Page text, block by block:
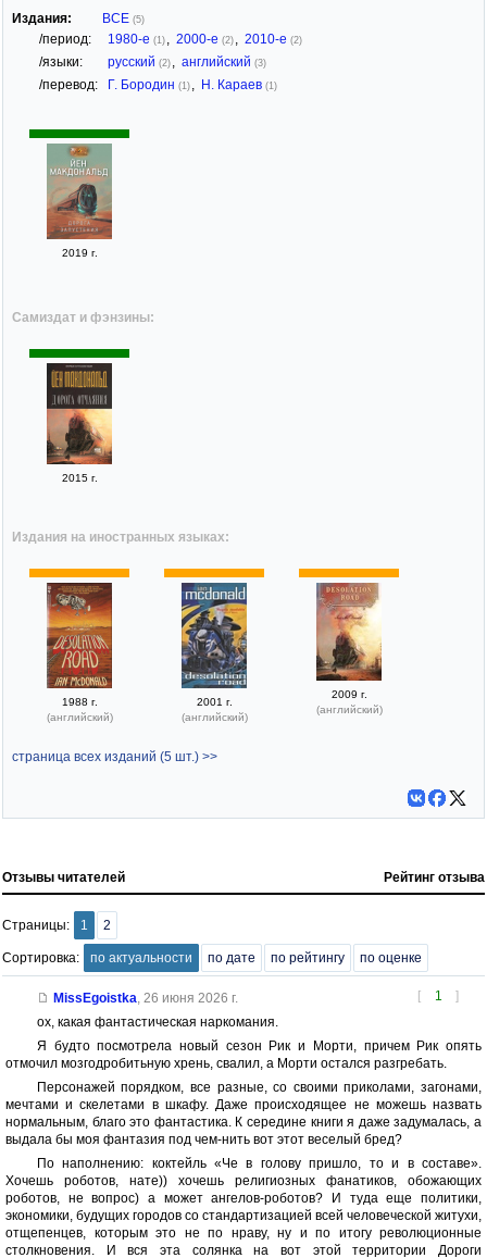
Издания: ВСЕ (5)
/период: 1980-е (1) , 2000-е (2) , 2010-е (2)
/языки: русский (2) , английский (3)
/перевод: Г. Бородин (1) , Н. Караев (1)
2019 г.
Самиздат и фэнзины:
2015 г.
Издания на иностранных языках:
1988 г.
(английский)
2001 г.
(английский)
2009 г.
(английский)
страница всех изданий (5 шт.) >>
Отзывы читателей Рейтинг отзыва
Страницы: 1 2
Сортировка: по актуальности по дате по рейтингу по оценке
[ 1 ]
MissEgoistka, 26 июня 2026 г.
ох, какая фантастическая наркомания.
Я будто посмотрела новый сезон Рик и Морти, причем Рик опять
отмочил мозгодробитьную хрень, свалил, а Морти остался разгребать.
Персонажей порядком, все разные, со своими приколами, загонами,
мечтами и скелетами в шкафу. Даже происходящее не можешь назвать
нормальным, благо это фантастика. К середине книги я даже задумалась, а
выдала бы моя фантазия под чем-нить вот этот веселый бред?
По наполнению: коктейль «Че в голову пришло, то и в составе».
Хочешь роботов, нате)) хочешь религиозных фанатиков, обожающих
роботов, не вопрос) а может ангелов-роботов? И туда еще политики,
экономики, будущих городов со стандартизацией всей человеческой житухи,
отщепенцев, которым это не по нраву, ну и по итогу революционные
столкновения. И вся эта солянка на вот этой территории Дороги